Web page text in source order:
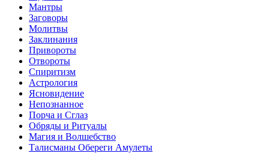
Мантры
Заговоры
Молитвы
Заклинания
Привороты
Отвороты
Спиритизм
Астрология
Ясновидение
Непознанное
Порча и Сглаз
Обряды и Ритуалы
Магия и Волшебство
Талисманы Обереги Амулеты